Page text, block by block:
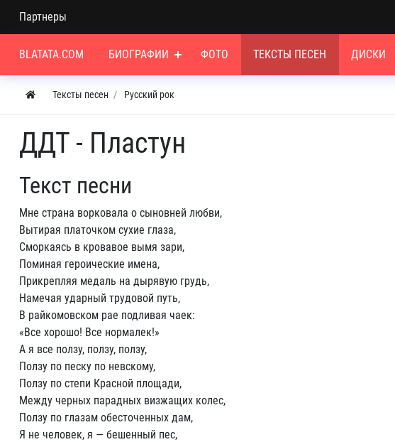
Партнеры
BLATATA.COM БИОГРАФИИ ФОТО ТЕКСТЫ ПЕСЕН ДИСКИ
Тексты песен Русский рок
ДДТ - Пластун
Текст песни
Мне страна ворковала о сыновней любви,
Вытирая платочком сухие глаза,
Сморкаясь в кровавое вымя зари,
Поминая героические имена,
Прикрепляя медаль на дырявую грудь,
Намечая ударный трудовой путь,
В райкомовском рае подливая чаек:
«Все хорошо! Все нормалек!»
А я все ползу, ползу, ползу,
Ползу по песку по невскому,
Ползу по степи Красной площади,
Между черных парадных визжащих колес,
Ползу по глазам обесточенных дам,
Я не человек, я — бешенный пес,